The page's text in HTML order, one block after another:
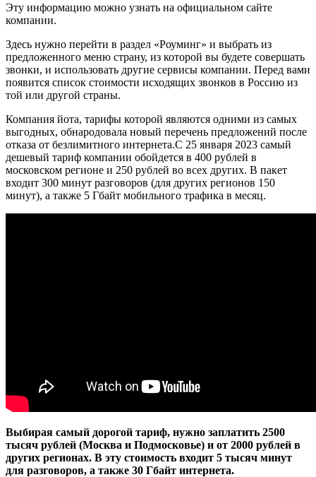
Эту информацию можно узнать на официальном сайте
компании.
Здесь нужно перейти в раздел «Роуминг» и выбрать из
предложенного меню страну, из которой вы будете совершать
звонки, и использовать другие сервисы компании. Перед вами
появится список стоимости исходящих звонков в Россию из
той или другой страны.
Компания йота, тарифы которой являются одними из самых
выгодных, обнародовала новый перечень предложений после
отказа от безлимитного интернета.С 25 января 2023 самый
дешевый тариф компании обойдется в 400 рублей в
московском регионе и 250 рублей во всех других. В пакет
входит 300 минут разговоров (для других регионов 150
минут), а также 5 Гбайт мобильного трафика в месяц.
Выбирая самый дорогой тариф, нужно заплатить 2500
тысяч рублей (Москва и Подмосковье) и от 2000 рублей в
других регионах. В эту стоимость входит 5 тысяч минут
для разговоров, а также 30 Гбайт интернета.